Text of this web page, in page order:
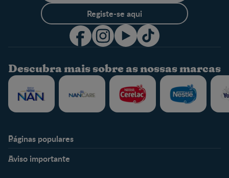
Registe-se aqui
Descubra mais sobre as nossas marcas
Páginas populares
Sobre Nós
Aviso importante